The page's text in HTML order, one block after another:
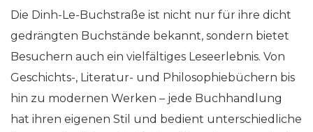
Die Dinh-Le-Buchstraße ist nicht nur für ihre dicht
gedrängten Buchstände bekannt, sondern bietet
Besuchern auch ein vielfältiges Leseerlebnis. Von
Geschichts-, Literatur- und Philosophiebüchern bis
hin zu modernen Werken – jede Buchhandlung
hat ihren eigenen Stil und bedient unterschiedliche